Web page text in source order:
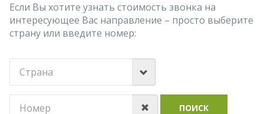
Если Вы хотите узнать стоимость звонка на
интересующее Вас направление – просто выберите
страну или введите номер:
ПОИСК